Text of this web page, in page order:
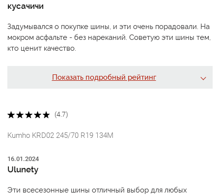
кусачичи
Задумывался о покупке шины, и эти очень порадовали. На
мокром асфальте - без нареканий. Советую эти шины тем,
кто ценит качество.
Показать подробный рейтинг
(4.7)
Kumho KRD02 245/70 R19 134M
16.01.2024
Ulunety
Эти всесезонные шины отличный выбор для любых